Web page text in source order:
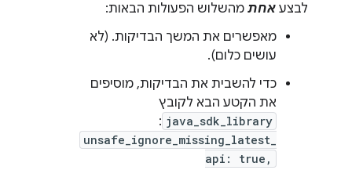
לבצע אחת מהשלוש הפעולות הבאות:
מאפשרים את המשך הבדיקות. (לא
עושים כלום).
כדי להשבית את הבדיקות, מוסיפים
את הקטע הבא לקובץ
java_sdk_library
:
unsafe_ignore_missing_latest_
api: true,